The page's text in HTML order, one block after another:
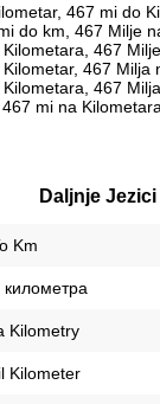
467 mi do
do km, 467 Milje
467
467 Milja
467
mi na
Daljnje Jezici
Km
Kilometry
Kilometer